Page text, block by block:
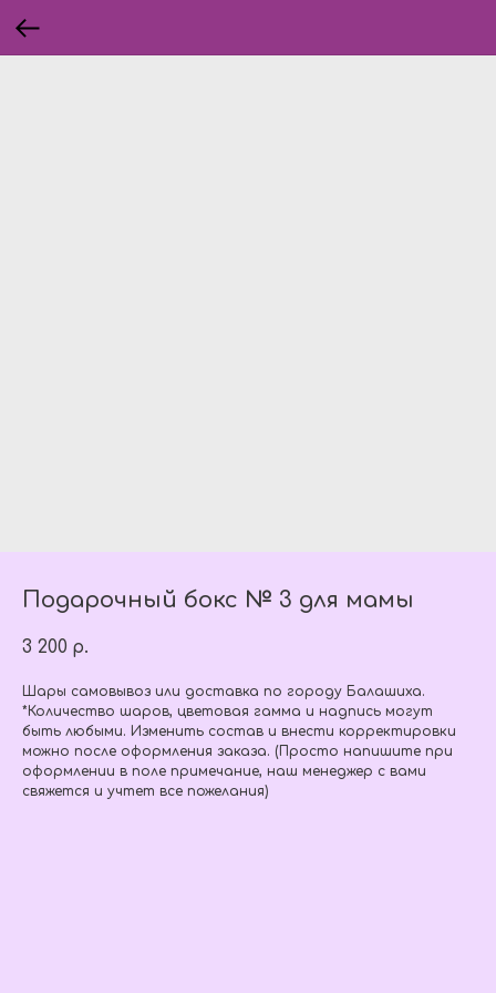
Подарочный бокс № 3 для мамы
3 200 р.
Шары самовывоз или доставка по городу Балашиха.
*Количество шаров, цветовая гамма и надпись могут
быть любыми. Изменить состав и внести корректировки
можно после оформления заказа. (Просто напишите при
оформлении в поле примечание, наш менеджер с вами
свяжется и учтет все пожелания)